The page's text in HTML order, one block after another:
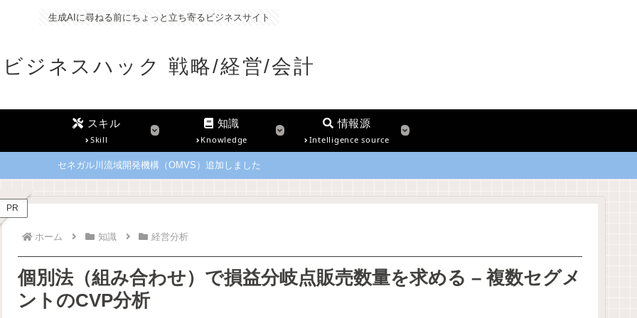
生成AIに尋ねる前にちょっと立ち寄るビジネスサイト
ビジネスハック 戦略/経営/会計
スキル
Skill
知識
Knowledge
情報源
Intelligence source
セネガル川流域開発機構（OMVS）追加しました
PR
ホーム 知識 経営分析
個別法（組み合わせ）で損益分岐点販売数量を求める – 複数セグメ
ントのCVP分析